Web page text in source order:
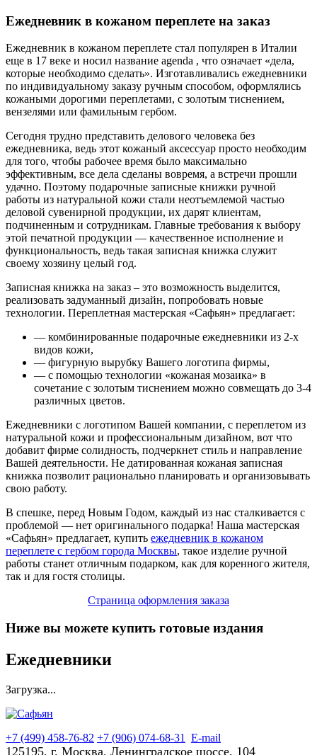
Ежедневник в кожаном переплете на заказ
Ежедневник в кожаном переплете стал популярен в Италии
еще в 17 веке и носил название agenda , что означает «дела,
которые необходимо сделать». Изготавливались ежедневники
по индивидуальному заказу ручным способом, оформлялись
кожаными дорогими переплетами, с золотым тиснением,
вензелями или фамильным гербом.
Сегодня трудно представить делового человека без
ежедневника, ведь этот кожаный аксессуар просто необходим
для того, чтобы рабочее время было максимально
эффективным, все дела сделаны вовремя, а встречи прошли
удачно. Поэтому подарочные записные книжки ручной
работы из натуральной кожи стали неотъемлемой частью
деловой сувенирной продукции, их дарят клиентам,
подчиненным и сотрудникам. Главные требования к выбору
этой печатной продукции — качественное исполнение и
функциональность, ведь такая записная книжка служит
своему хозяину целый год.
Записная книжка на заказ – это возможность выделится,
реализовать задуманный дизайн, попробовать новые
технологии. Переплетная мастерская «Сафьян» предлагает:
— комбинированные подарочные ежедневники из 2-х
видов кожи,
— фигурную вырубку Вашего логотипа фирмы,
— с помощью технологии «кожаная мозаика» в
сочетание с золотым тиснением можно совмещать до 3-4
различных цветов.
Ежедневники с логотипом Вашей компании, с переплетом из
натуральной кожи и профессиональным дизайном, вот что
добавит фирме солидность, подчеркнет стиль и направление
Вашей деятельности. Не датированная кожаная записная
книжка позволит рационально планировать и организовывать
свою работу.
В спешке, перед Новым Годом, каждый из нас сталкивается с
проблемой — нет оригинального подарка! Наша мастерская
«Сафьян» предлагает, купить ежедневник в кожаном
переплете с гербом города Москвы, такое изделие ручной
работы станет отличным подарком, как для коренного жителя,
так и для гостя столицы.
Страница оформления заказа
Ниже вы можете купить готовые издания
Ежедневники
Загрузка...
+7 (499) 458-76-82 +7 (906) 074-68-31 E-mail
125195, г. Москва, Ленинградское шоссе, 104